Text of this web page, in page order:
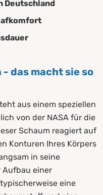
Deutschland
das macht sie so
aus einem speziellen
von der NASA für die
Schaum reagiert auf
Konturen Ihres Körpers
in seine
Aufbau einer
eine